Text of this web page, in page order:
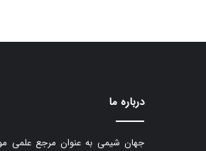
درباره ما
جهان شیمی به عنوان مرجع علمی